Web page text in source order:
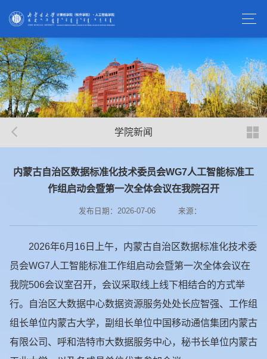
学院新闻
内蒙古自治区数据标准化技术委员会WG7人工智能标准工
作组启​动会暨第一次全体会议在我院召开
发布日期：2026-07-06 来源：
2026年6月16日上午，内蒙古自治区数据标准化技术委
员会WG7人工智能标准工作组启动会暨第一次全体会议在
我院506会议室召开，会议采取线上线下相结合的方式举
行。自治区大数据中心数据资源服务处处长应智强、工作组
组长单位内蒙古大学，副组长单位中国移动通信集团内蒙古
有限公司、呼和浩特市大数据服务中心，秘书长单位内蒙古